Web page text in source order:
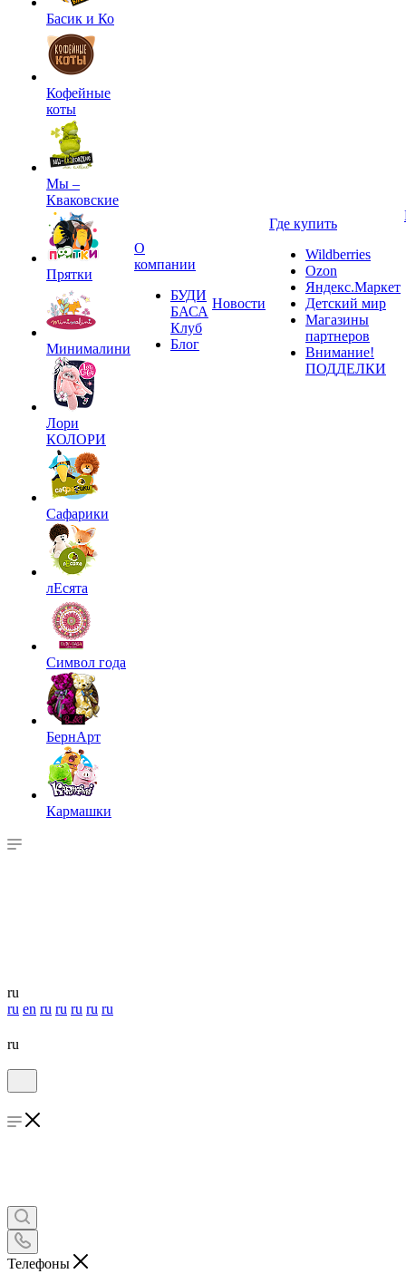
Басик и Ко
Кофейные
коты
Мы –
Кваковские
Прятки
Минималини
Лори
КОЛОРИ
Сафарики
лЕсята
Символ года
БернАрт
Кармашки
О
компании
БУДИ
БАСА
Клуб
Блог
Новости
Где купить
Wildberries
Ozon
Яндекс.Маркет
Детский мир
Магазины
партнеров
Внимание!
ПОДДЕЛКИ
ru
ru en ru ru ru ru ru
ru
Телефоны